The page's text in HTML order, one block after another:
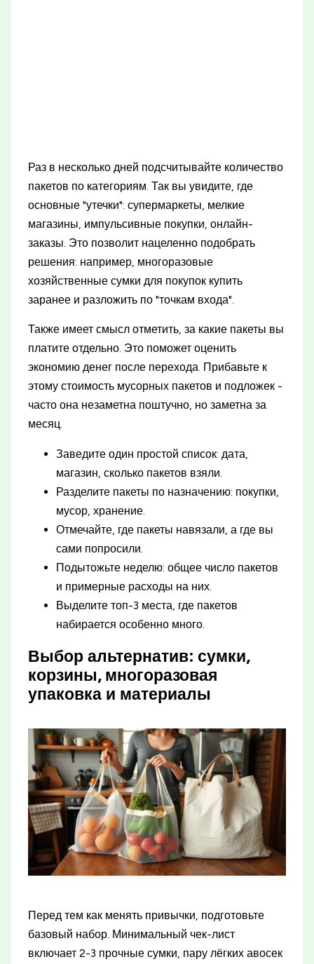
Раз в несколько дней подсчитывайте количество
пакетов по категориям. Так вы увидите, где
основные "утечки": супермаркеты, мелкие
магазины, импульсивные покупки, онлайн-
заказы. Это позволит нацеленно подобрать
решения: например, многоразовые
хозяйственные сумки для покупок купить
заранее и разложить по "точкам входа".
Также имеет смысл отметить, за какие пакеты вы
платите отдельно. Это поможет оценить
экономию денег после перехода. Прибавьте к
этому стоимость мусорных пакетов и подложек -
часто она незаметна поштучно, но заметна за
месяц.
Заведите один простой список: дата,
магазин, сколько пакетов взяли.
Разделите пакеты по назначению: покупки,
мусор, хранение.
Отмечайте, где пакеты навязали, а где вы
сами попросили.
Подытожьте неделю: общее число пакетов
и примерные расходы на них.
Выделите топ-3 места, где пакетов
набирается особенно много.
Выбор альтернатив: сумки,
корзины, многоразовая
упаковка и материалы
Перед тем как менять привычки, подготовьте
базовый набор. Минимальный чек-лист
включает 2-3 прочные сумки, пару лёгких авосек